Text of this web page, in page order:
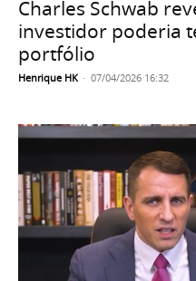
Charles Schwab
investidor poderia
portfólio
Henrique HK - 07/04/2026 16:32